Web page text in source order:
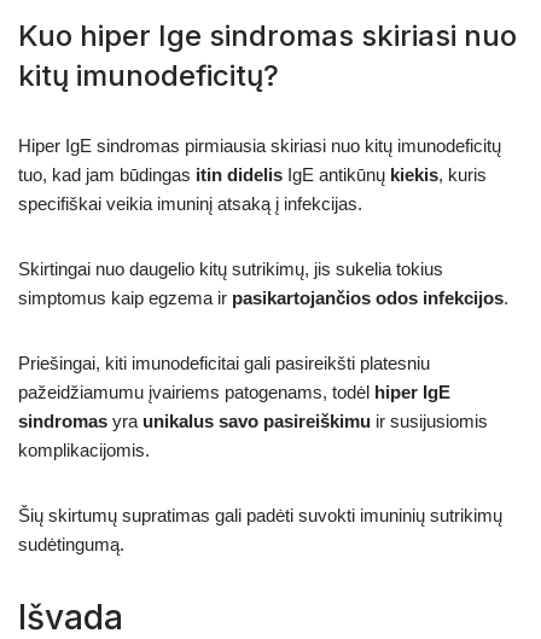
Kuo hiper Ige sindromas skiriasi nuo
kitų imunodeficitų?
Hiper IgE sindromas pirmiausia skiriasi nuo kitų imunodeficitų
tuo, kad jam būdingas itin didelis IgE antikūnų kiekis, kuris
specifiškai veikia imuninį atsaką į infekcijas.
Skirtingai nuo daugelio kitų sutrikimų, jis sukelia tokius
simptomus kaip egzema ir pasikartojančios odos infekcijos.
Priešingai, kiti imunodeficitai gali pasireikšti platesniu
pažeidžiamumu įvairiems patogenams, todėl hiper IgE
sindromas yra unikalus savo pasireiškimu ir susijusiomis
komplikacijomis.
Šių skirtumų supratimas gali padėti suvokti imuninių sutrikimų
sudėtingumą.
Išvada